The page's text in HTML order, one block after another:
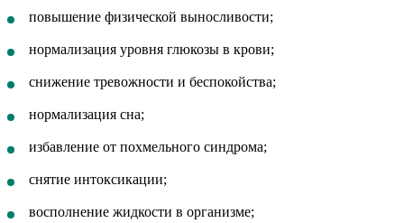
повышение физической выносливости;
нормализация уровня глюкозы в крови;
снижение тревожности и беспокойства;
нормализация сна;
избавление от похмельного синдрома;
снятие интоксикации;
восполнение жидкости в организме;